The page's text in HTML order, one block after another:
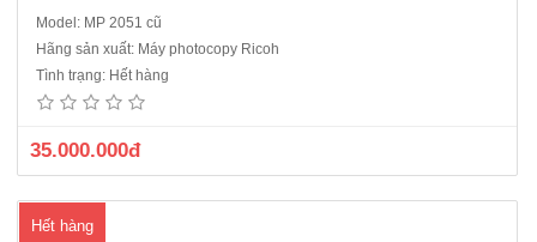
Model: MP 2051 cũ
Hãng sản xuất: Máy photocopy Ricoh
Tình trạng: Hết hàng
35.000.000đ
Hết hàng
Photocopy Ricoh MP 7001 cũ sản xuất năm 2011- 2012 có tốc độ rất
cao, 70 bản/ phút dòng máy công nghiệp, có công suất lớn, chuyên
dùng cho các dịch vụ photocopy và những công ty có số lượng
photocopy lớn.Tích hợp thêm chức năng In mạng, Sc..